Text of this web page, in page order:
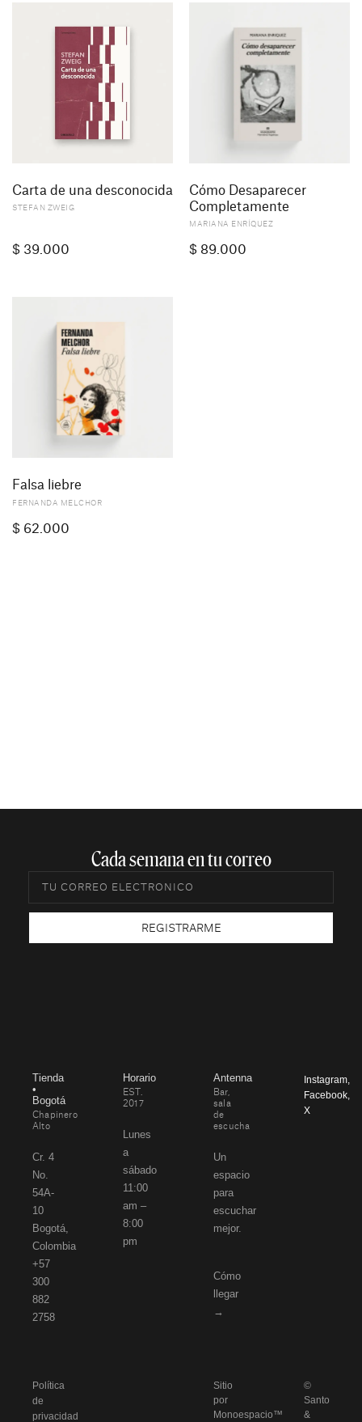
Carta de una desconocida
STEFAN ZWEIG
$ 39.000
Cómo Desaparecer
Completamente
MARIANA ENRÍQUEZ
$ 89.000
Falsa liebre
FERNANDA MELCHOR
$ 62.000
Cada semana en tu correo​
REGISTRARME
Tienda
•
Bogotá
Chapinero
Alto
Cr. 4
No.
54A-
10
Bogotá,
Colombia
+57
300
882
2758
Horario
EST.
2017
Lunes
a
sábado
11:00
am –
8:00
pm
Antenna
Bar,
sala
de
escucha
Un
espacio
para
escuchar
mejor.
Cómo
llegar
→
Instagram
Facebook
X
Política
de
privacidad
Sitio
por
Monoespacio™
©
Santo
&